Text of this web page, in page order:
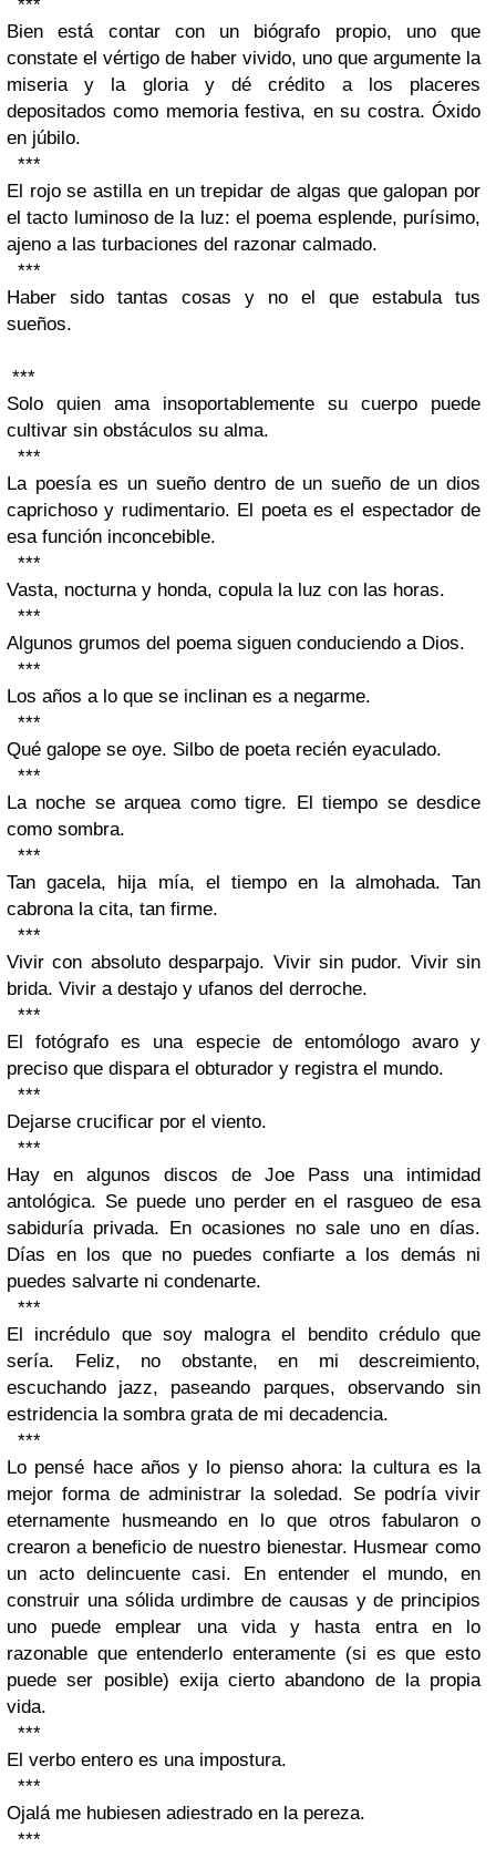
***
Bien está contar con un biógrafo propio, uno que
constate el vértigo de haber vivido, uno que argumente la
miseria y la gloria y dé crédito a los placeres
depositados como memoria festiva, en su costra. Óxido
en júbilo.
***
El rojo se astilla en un trepidar de algas que galopan por
el tacto luminoso de la luz: el poema esplende, purísimo,
ajeno a las turbaciones del razonar calmado.
***
Haber sido tantas cosas y no el que estabula tus
sueños.
***
Solo quien ama insoportablemente su cuerpo puede
cultivar sin obstáculos su alma.
***
La poesía es un sueño dentro de un sueño de un dios
caprichoso y rudimentario. El poeta es el espectador de
esa función inconcebible.
***
Vasta, nocturna y honda, copula la luz con las horas.
***
Algunos grumos del poema siguen conduciendo a Dios.
***
Los años a lo que se inclinan es a negarme.
***
Qué galope se oye. Silbo de poeta recién eyaculado.
***
La noche se arquea como tigre. El tiempo se desdice
como sombra.
***
Tan gacela, hija mía, el tiempo en la almohada. Tan
cabrona la cita, tan firme.
***
Vivir con absoluto desparpajo. Vivir sin pudor. Vivir sin
brida. Vivir a destajo y ufanos del derroche.
***
El fotógrafo es una especie de entomólogo avaro y
preciso que dispara el obturador y registra el mundo.
***
Dejarse crucificar por el viento.
***
Hay en algunos discos de Joe Pass una intimidad
antológica. Se puede uno perder en el rasgueo de esa
sabiduría privada. En ocasiones no sale uno en días.
Días en los que no puedes confiarte a los demás ni
puedes salvarte ni condenarte.
***
El incrédulo que soy malogra el bendito crédulo que
sería. Feliz, no obstante, en mi descreimiento,
escuchando jazz, paseando parques, observando sin
estridencia la sombra grata de mi decadencia.
***
Lo pensé hace años y lo pienso ahora: la cultura es la
mejor forma de administrar la soledad. Se podría vivir
eternamente husmeando en lo que otros fabularon o
crearon a beneficio de nuestro bienestar. Husmear como
un acto delincuente casi. En entender el mundo, en
construir una sólida urdimbre de causas y de principios
uno puede emplear una vida y hasta entra en lo
razonable que entenderlo enteramente (si es que esto
puede ser posible) exija cierto abandono de la propia
vida.
***
El verbo entero es una impostura.
***
Ojalá me hubiesen adiestrado en la pereza.
***